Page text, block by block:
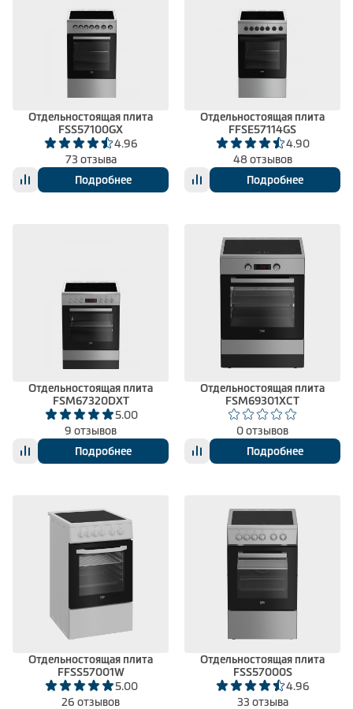
Отдельностоящая плита
FSS57100GX
4.96
73 отзыва
Подробнее
Отдельностоящая плита
FFSE57114GS
4.90
48 отзывов
Подробнее
Отдельностоящая плита
FSM67320DXT
5.00
9 отзывов
Подробнее
Отдельностоящая плита
FSM69301XCT
0 отзывов
Подробнее
Отдельностоящая плита
FFSS57001W
5.00
26 отзывов
Отдельностоящая плита
FSS57000S
4.96
33 отзыва